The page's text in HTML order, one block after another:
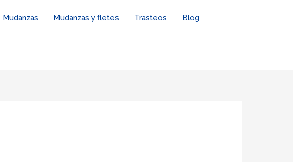
Mudanzas Mudanzas y fletes Trasteos Blog